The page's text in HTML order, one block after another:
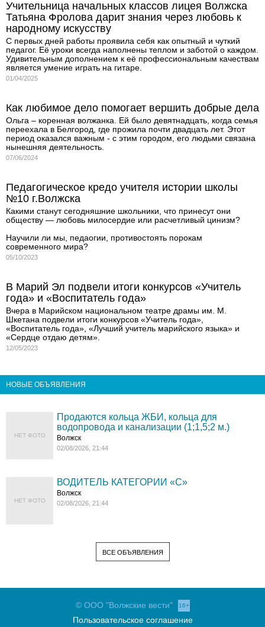
Учительница начальных классов лицея Волжска
Татьяна Фролова дарит знания через любовь к
народному искусству
С первых дней работы проявила себя как опытный и чуткий
педагог. Её уроки всегда наполнены теплом и заботой о каждом.
Удивительным дополнением к её профессиональным качествам
является умение играть на гитаре.
01/04/2025
Как любимое дело помогает вершить добрые дела
Ольга – коренная волжанка. Ей было девятнадцать, когда семья
переехала в Белгород, где прожила почти двадцать лет. Этот
период оказался важным - с этим городом, его людьми связана
нынешняя деятельность.
07/06/2024
Педагогическое кредо учителя истории школы
№10 г.Волжска
Какими станут сегодняшние школьники, что принесут они
обществу — любовь милосердие или расчетливый цинизм?
Научили ли мы, педаогии, противостоять порокам
современного мира?
05/10/2023
В Марий Эл подвели итоги конкурсов «Учитель
года» и «Воспитатель года»
Вчера в Марийском национальном театре драмы им. М.
Шкетана подвели итоги конкурсов «Учитель года»,
«Воспитатель года», «Лучший учитель марийского языка» и
«Сердце отдаю детям».
12/05/2023
НОВЫЕ ОБЪЯВЛЕНИЯ
НЕТ ФОТО
Продаются кольца ЖБИ, кольца для
водопровода и канализации (1;1,5;2 м.)
Волжск
02/08/2026, 21:44
НЕТ ФОТО
ВОДИТЕЛЬ КАТЕГОРИИ «C»
Волжск
02/08/2026, 21:44
ВСЕ ОБЪЯВЛЕНИЯ
© ООО "Волжские вести" 16+
Пользовательское соглашение